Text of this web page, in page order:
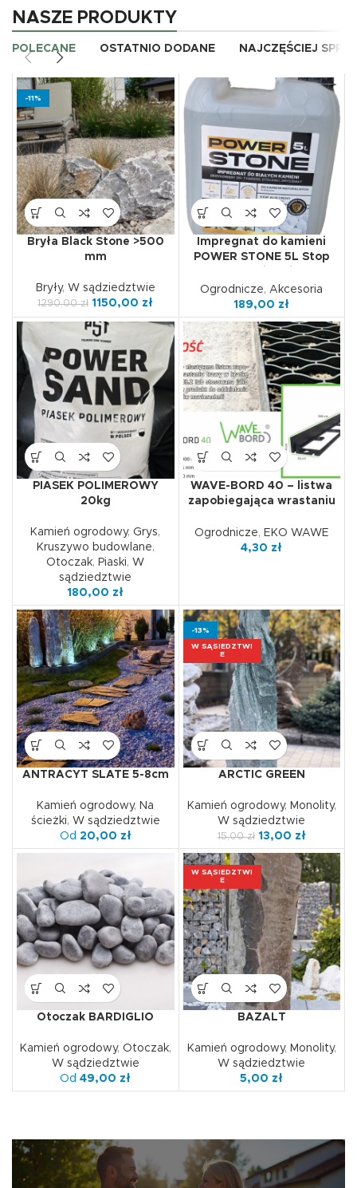
OPAŁ - BRYKIET,
PELLET, DREWNO
DO KOMINKA
Proponujemy produkty o
wysokiej kaloryczności i niskiej
zawartości wilgoci, co
gwarantuje długie i
ekonomiczne spalanie.
ZAMÓW TERAZ
NASZE PRODUKTY
POLECANE OSTATNIO DODANE NAJCZĘŚCIEJ
-11%
Bryła Black Stone >500
mm
Bryły, W sądziedztwie
1290,00zł 1150,00 zł
Impregnat do kamieni
POWER STONE 5L Stop
Ogrodnicze, Akcesoria
189,00 zł
PIASEK POLIMEROWY
20kg
Kamień ogrodowy, Grys,
Kruszywo budowlane,
Otoczak, Piaski, W
sądziedztwie
180,00 zł
WAVE-BORD 40 – listwa
zapobiegająca wrastaniu
Ogrodnicze, EKO WAWE
4,30 zł
ANTRACYT SLATE 5-8cm
Kamień ogrodowy, Na
ścieżki, W sądziedztwie
Od 20,00 zł
-13%
W SĄSIEDZTWI
E
ARCTIC GREEN
Kamień ogrodowy, Monolity,
W sądziedztwie
15,00zł 13,00 zł
Otoczak BARDIGLIO
Kamień ogrodowy, Otoczak,
W sądziedztwie
Od49,00 zł
W SĄSIEDZTWI
E
BAZALT
Kamień ogrodowy, Monolity,
W sądziedztwie
5,00 zł